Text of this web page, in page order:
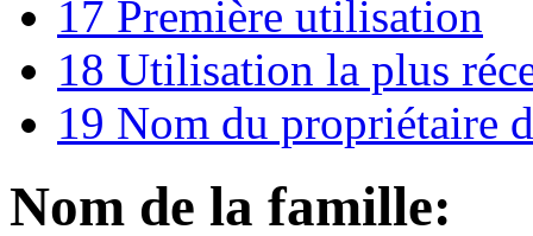
17 Première utilisation
18 Utilisation la plus
19 Nom du propriétaire
Nom de la famille: